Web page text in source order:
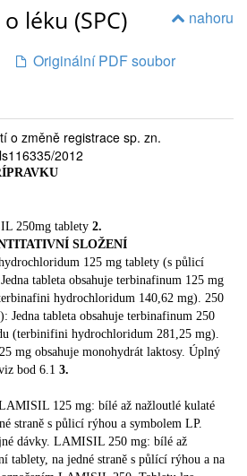
dostatečně vysoká, aby byla
její růst.2. ČEMU MUSÍTE
NEŽ ZAČNETE LAMISIL UŽÍVAT
pouze lékař. Dodržujte pečlivě
i když se budou lišit od
v této příbalové informaci.
á) na Lamisil nebo kteroukoli
v minulosti trpěl(a) onemocněním
potíže s ledvinami
týká, řekněte to svému lékaři
užívat. Jestliže si myslíte, že
poraďte se se svým lékařem.
použití přípravku Lamisil je
léky (viz Vzájemné působení s
Pokud
týká, řekněte to svému lékaři
užívat.
příznaky jako je nevysvětlitelná,
zvracení,
k jídlu, neobvyklá únava,
očního bělma, neobvykle tmavá
nahoru
léku (SPC)
Originální PDF soubor
o změně registrace sp. zn.
2012
250mg tablety 2.
SLOŽENÍ
125 mg tablety (s půlicí
tableta obsahuje terbinafinum 125 mg
hydrochloridum 140,62 mg). 250
Jedna tableta obsahuje terbinafinum 250
(terbinifini hydrochloridum 281,25 mg).
mg obsahuje monohydrát laktosy. Úplný
bod 6.1 3.
125 mg: bílé až nažloutlé kulaté
straně s půlicí rýhou a symbolem LP.
dávky. LAMISIL 250 mg: bílé až
tablety, na jedné straně s půlící rýhou a na